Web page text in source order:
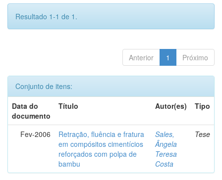
Resultado 1-1 de 1.
Anterior 1 Próximo
Conjunto de itens:
Data do
documento
Título Autor(es) Tipo
Fev-2006
Retração, fluência e fratura
em compósitos cimentícios
reforçados com polpa de
bambu
Sales,
Ângela
Teresa
Costa
Tese